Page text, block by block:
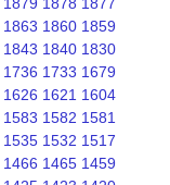
1863 1860 1859
1843 1840 1830
1736 1733 1679
1626 1621 1604
1583 1582 1581
1535 1532 1517
1466 1465 1459